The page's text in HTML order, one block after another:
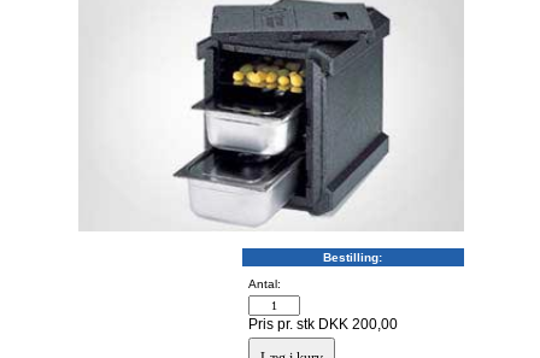
Bestilling:
Antal:
Pris pr. stk DKK 200,00